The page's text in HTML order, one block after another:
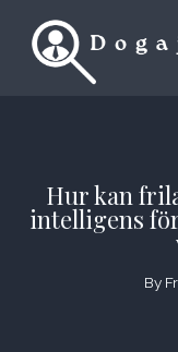
Hur kan
intelligens
By